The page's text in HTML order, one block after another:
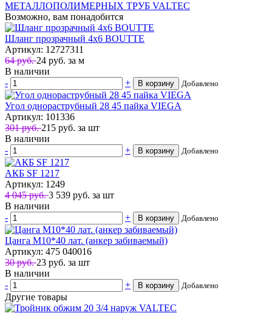
МЕТАЛЛОПОЛИМЕРНЫХ ТРУБ VALTEC
Возможно, вам понадобится
Шланг прозрачный 4х6 BOUTTE
Артикул: 12727311
64 руб.24 руб. за м
В наличии
-
+ В корзину Добавлено
Угол однораструбный 28 45 пайка VIEGA
Артикул: 101336
301 руб.215 руб. за шт
В наличии
-
+ В корзину Добавлено
АКБ SF 1217
Артикул: 1249
4 045 руб.3 539 руб. за шт
В наличии
-
+ В корзину Добавлено
Цанга М10*40 лат. (анкер забиваемый)
Артикул: 475 040016
30 руб.23 руб. за шт
В наличии
-
+ В корзину Добавлено
Другие товары